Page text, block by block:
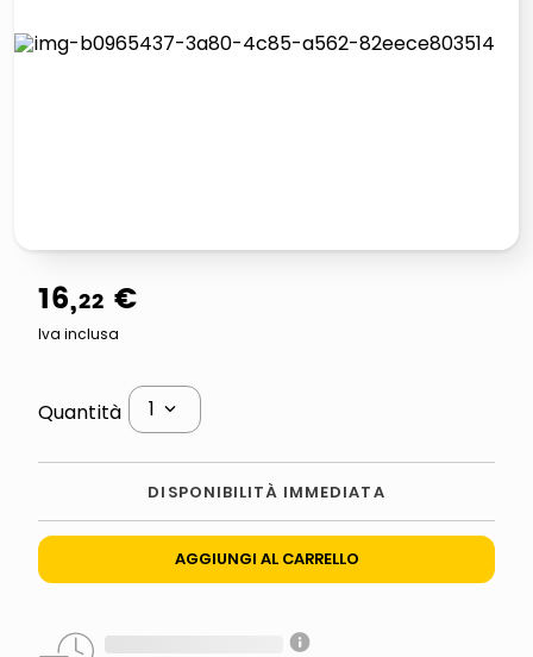
lucidatrice pavimenti
16,22 €
Iva inclusa
Quantità 1
DISPONIBILITÀ IMMEDIATA
AGGIUNGI AL CARRELLO